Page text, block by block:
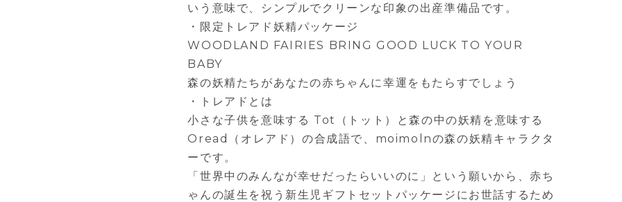
いう意味で、シンプルでクリーンな印象の出産準備品です。
・限定トレアド妖精パッケージ
WOODLAND FAIRIES BRING GOOD LUCK TO YOUR
BABY
森の妖精たちがあなたの赤ちゃんに幸運をもたらすでしょう
・トレアドとは
小さな子供を意味する Tot（トット）と森の中の妖精を意味する
Oread（オレアド）の合成語で、moimolnの森の妖精キャラクタ
ーです。
「世界中のみんなが幸せだったらいいのに」という願いから、赤ち
ゃんの誕生を祝う新生児ギフトセットパッケージにお世話するため